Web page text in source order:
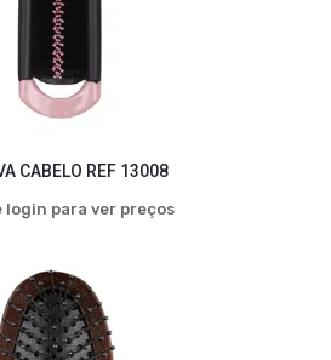
CABELO REF 13008
login para ver preços